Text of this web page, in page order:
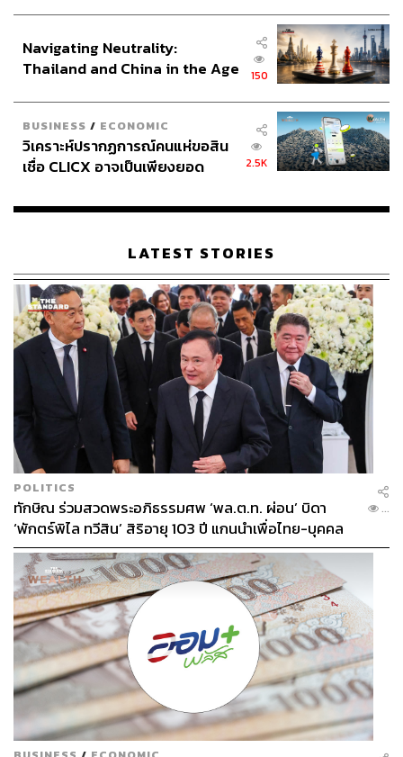
Navigating Neutrality:
Thailand and China in the Age
150
BUSINESS / ECONOMIC
วิเคราะห์ปรากฏการณ์คนแห่ขอสิน
เชื่อ CLICX อาจเป็นเพียงยอด
เรือนไทยที่ถูกซุกไว้
2.5K
LATEST STORIES
POLITICS
ทักษิณ ร่วมสวดพระอภิธรรมศพ ‘พล.ต.ท. ผ่อน’ บิดา
‘พักตร์พิไล ทวีสิน’ สิริอายุ 103 ปี แกนนำเพื่อไทย-บุคคล
หลากวงการร่วมอาลัย
...